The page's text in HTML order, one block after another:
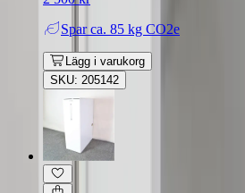
Spar ca. 85 kg CO2e
Lägg i varukorg
SKU: 205142